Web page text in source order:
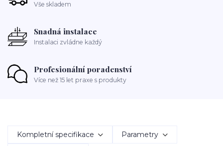
Vše skladem
Snadná instalace
Instalaci zvládne každý
Profesionální poradenství
Více než 15 let praxe s produkty
Kompletní specifikace Parametry